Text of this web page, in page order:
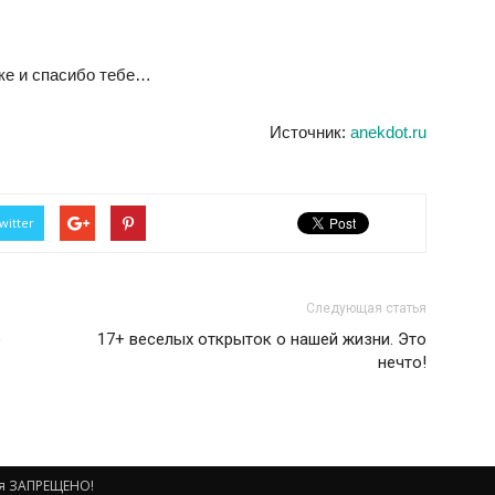
и спасибо тебе…
Источник: anekdot.ru
Следующая статья
17+ веселых открыток о нашей жизни. Это
нечто!
ЗАПРЕЩЕНО!